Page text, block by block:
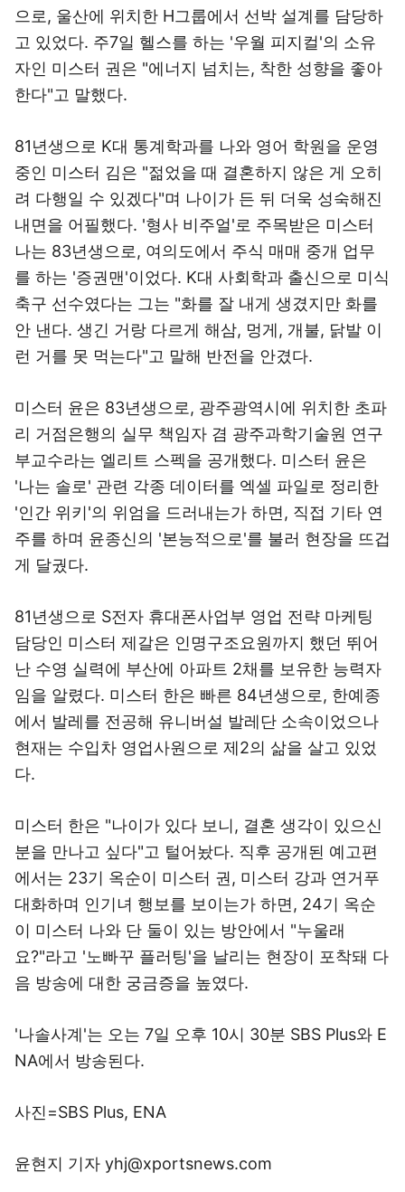
으로, 울산에 위치한 H그룹에서 선박 설계를 담당하
고 있었다. 주7일 헬스를 하는 '우월 피지컬'의 소유
자인 미스터 권은 "에너지 넘치는, 착한 성향을 좋아
한다"고 말했다.
81년생으로 K대 통계학과를 나와 영어 학원을 운영
중인 미스터 김은 "젊었을 때 결혼하지 않은 게 오히
려 다행일 수 있겠다"며 나이가 든 뒤 더욱 성숙해진
내면을 어필했다. '형사 비주얼'로 주목받은 미스터
나는 83년생으로, 여의도에서 주식 매매 중개 업무
를 하는 '증권맨'이었다. K대 사회학과 출신으로 미식
축구 선수였다는 그는 "화를 잘 내게 생겼지만 화를
안 낸다. 생긴 거랑 다르게 해삼, 멍게, 개불, 닭발 이
런 거를 못 먹는다"고 말해 반전을 안겼다.
미스터 윤은 83년생으로, 광주광역시에 위치한 초파
리 거점은행의 실무 책임자 겸 광주과학기술원 연구
부교수라는 엘리트 스펙을 공개했다. 미스터 윤은
'나는 솔로' 관련 각종 데이터를 엑셀 파일로 정리한
'인간 위키'의 위엄을 드러내는가 하면, 직접 기타 연
주를 하며 윤종신의 '본능적으로'를 불러 현장을 뜨겁
게 달궜다.
81년생으로 S전자 휴대폰사업부 영업 전략 마케팅
담당인 미스터 제갈은 인명구조요원까지 했던 뛰어
난 수영 실력에 부산에 아파트 2채를 보유한 능력자
임을 알렸다. 미스터 한은 빠른 84년생으로, 한예종
에서 발레를 전공해 유니버설 발레단 소속이었으나
현재는 수입차 영업사원으로 제2의 삶을 살고 있었
다.
미스터 한은 "나이가 있다 보니, 결혼 생각이 있으신
분을 만나고 싶다"고 털어놨다. 직후 공개된 예고편
에서는 23기 옥순이 미스터 권, 미스터 강과 연거푸
대화하며 인기녀 행보를 보이는가 하면, 24기 옥순
이 미스터 나와 단 둘이 있는 방안에서 "누울래
요?"라고 '노빠꾸 플러팅'을 날리는 현장이 포착돼 다
음 방송에 대한 궁금증을 높였다.
'나솔사계'는 오는 7일 오후 10시 30분 SBS Plus와 E
NA에서 방송된다.
사진=SBS Plus, ENA
윤현지 기자 yhj@xportsnews.com